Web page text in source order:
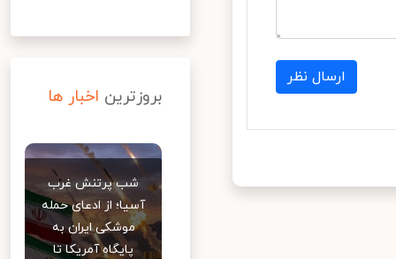
ارسال نظر
بروزترین اخبار ها
شب پرتنش غرب
آسیا؛ از ادعای حمله
موشکی ایران به
پایگاه آمریکا تا